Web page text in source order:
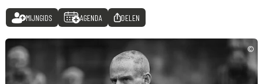
MIJNGIDS AGENDA DELEN
©